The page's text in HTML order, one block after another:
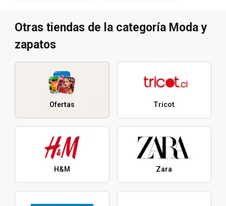
Otras tiendas de la categoría Moda y
zapatos
Ofertas Tricot
H&M Zara